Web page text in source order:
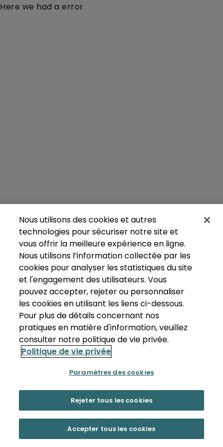
Here we had a error
Nous utilisons des cookies et autres
technologies pour sécuriser notre site et
vous offrir la meilleure expérience en ligne.
Nous utilisons l’information collectée par les
cookies pour analyser les statistiques du site
et l'engagement des utilisateurs. Vous
pouvez accepter, rejeter ou personnaliser
les cookies en utilisant les liens ci-dessous.
Pour plus de détails concernant nos
pratiques en matière d'information, veuillez
consulter notre politique de vie privée.
Politique de vie privée
Paramètres des cookies
Rejeter tous les cookies
Accepter tous les cookies